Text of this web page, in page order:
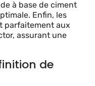
à base de ciment
Enfin, les
parfaitement aux
assurant une
de